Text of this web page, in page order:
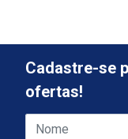
Cadastre-se
ofertas!